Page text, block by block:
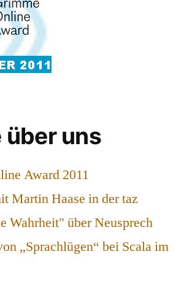
über uns
Award 2011
Martin Haase in der taz
Wahrheit" über Neusprech
„Sprachlügen“ bei Scala im